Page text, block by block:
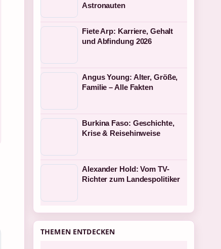
Astronauten
Fiete Arp: Karriere, Gehalt
und Abfindung 2026
Angus Young: Alter, Größe,
Familie – Alle Fakten
Burkina Faso: Geschichte,
Krise & Reisehinweise
Alexander Hold: Vom TV-
Richter zum Landespolitiker
THEMEN ENTDECKEN